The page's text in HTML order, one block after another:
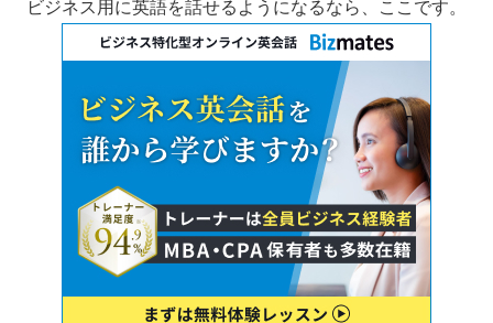
ビジネス用に英語を話せるようになるなら、ここです。